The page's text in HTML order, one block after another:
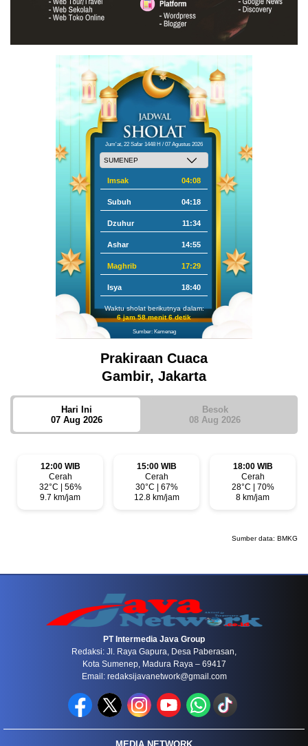
Jum'at, 22 Safar 1448 H / 07 Agustus 2026
Imsak 04:08
Subuh 04:18
Dzuhur 11:34
Ashar 14:55
Maghrib 17:29
Isya 18:40
Waktu sholat berikutnya dalam:
6 jam 58 menit 6 detik
Sumber: Kemenag
Prakiraan Cuaca
Gambir, Jakarta
Hari Ini
07 Aug 2026
Besok
08 Aug 2026
12:00 WIB
Cerah
32°C | 56%
9.7 km/jam
15:00 WIB
Cerah
30°C | 67%
12.8 km/jam
18:00 WIB
Cerah
28°C | 70%
8 km/jam
Sumber data: BMKG
PT Intermedia Java Group
Redaksi: Jl. Raya Gapura, Desa Paberasan,
Kota Sumenep, Madura Raya – 69417
Email: redaksijavanetwork@gmail.com